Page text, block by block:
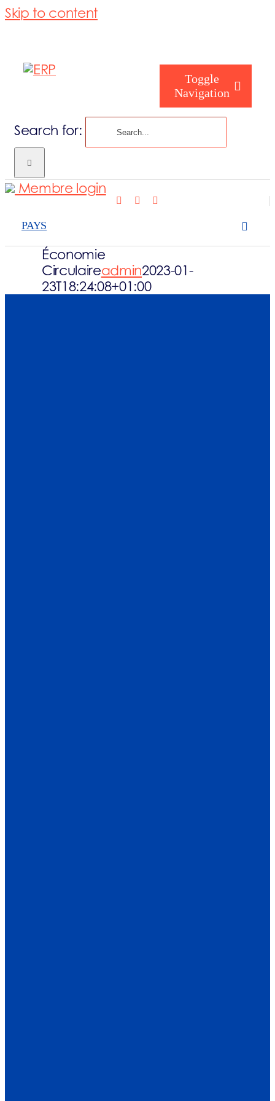
Skip to content
Toggle
Navigation
What´s up
Search for:
PAYS
Membre login
Économie
Circulaireadmin2023-01-
23T18:24:08+01:00